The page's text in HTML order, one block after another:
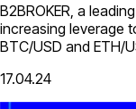
B2BROKER, a
increasing leverage
BTC/USD and ETH/
17.04.24